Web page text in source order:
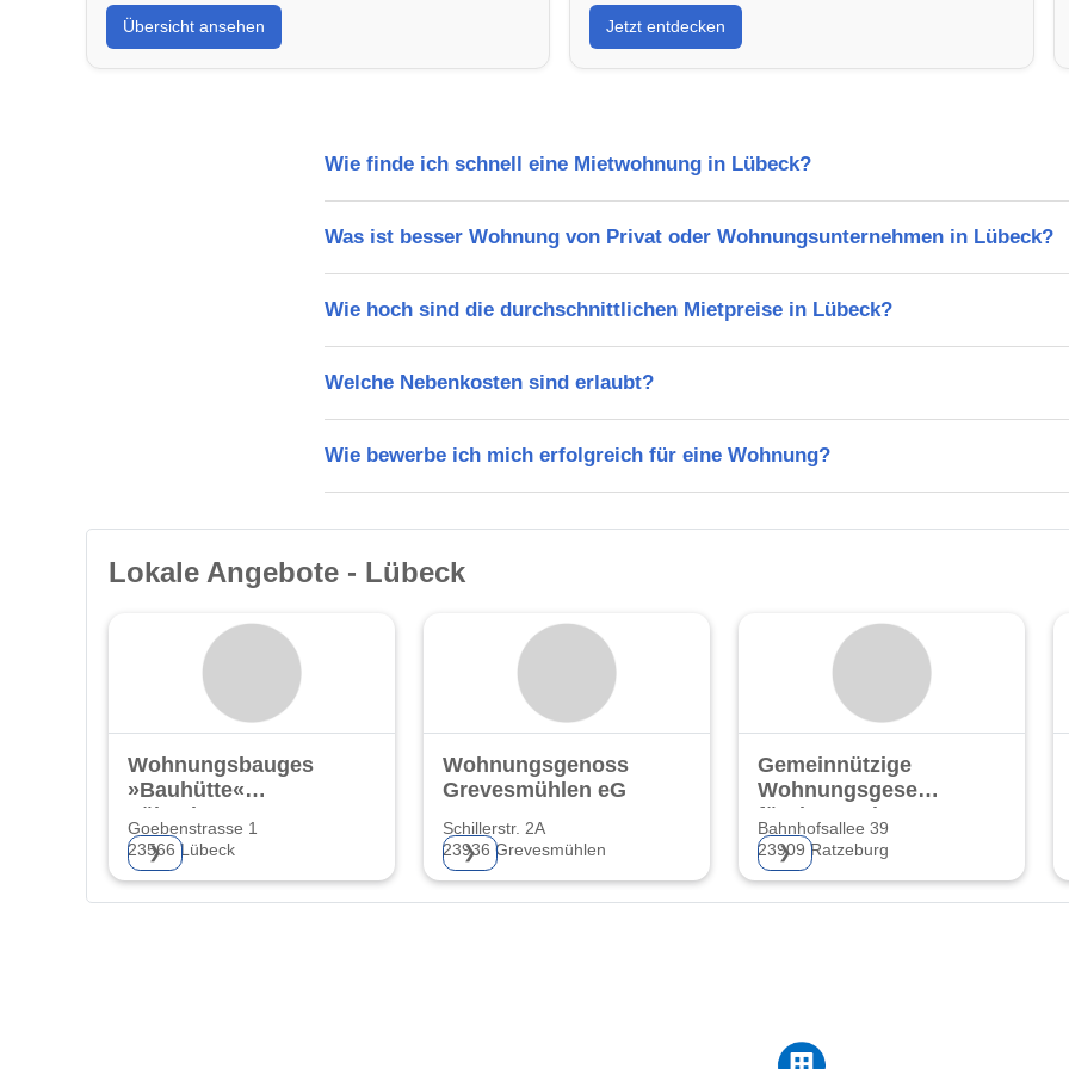
Übersicht ansehen Jetzt entdecken
Wie finde ich schnell eine Mietwohnung in Lübeck?
Was ist besser Wohnung von Privat oder Wohnungsunternehmen in Lübeck?
Wie hoch sind die durchschnittlichen Mietpreise in Lübeck?
Welche Nebenkosten sind erlaubt?
Wie bewerbe ich mich erfolgreich für eine Wohnung?
Lokale Angebote - Lübeck
Wohnungsbaugesellschaft
»Bauhütte«
Lübeck AG
Goebenstrasse 1
23566 Lübeck
❯
Wohnungsgenossenschaft
Grevesmühlen eG
Schillerstr. 2A
23936 Grevesmühlen
❯
Gemeinnützige
Wohnungsgesellschaft
für den Kreis
Bahnhofsallee 39
23909 Ratzeburg
❯